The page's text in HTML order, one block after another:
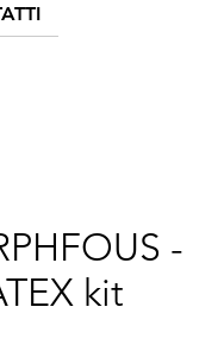
-
kit